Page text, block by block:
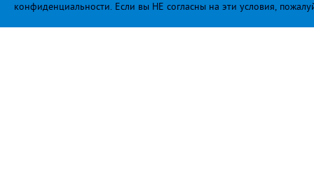
конфиденциальности. Если вы НЕ согласны на эти условия,